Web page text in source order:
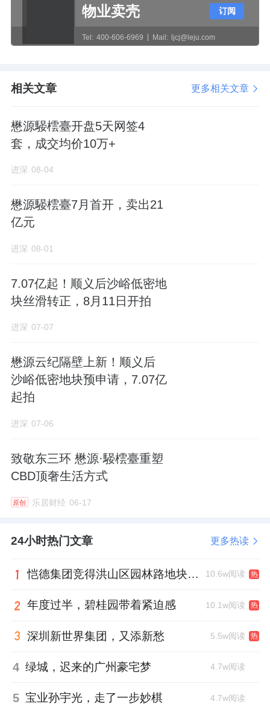
内嵌阳台+设备平台+飘窗+装饰构架，每款户
型的赠送比约为12%，预计实际得房率在90%
另外，它也是将装饰构架阳台，首次带到朝阳
在北京，懋源被称为“快时代中的慢工匠”，主
打定制化装修。
的态度，就很清楚了。
用了13种材质组合，包括石材、金属板、珐琅
区位地段
松榆里地块位于朝阳区潘家园街道，紧邻北工
地处CBD商圈辐射范围内，成熟住区，生活配
套完善，有做高端改善的潜力。
也非常高。
纯住宅用地，容积率2.8，限高60米（局部80
米），算是比较舒适宜居的密度。
地形规整，东西长而南北短，面宽资源好，楼
物业卖壳
Tel: 400-606-6969 Mail: ljcj@leju.com
订阅
相关文章 更多相关文章
懋源騴橒臺开盘5天网签4
套，成交均价10万+
进深 08-04
懋源騴橒臺7月首开，卖出21
亿元
进深 08-01
7.07亿起！顺义后沙峪低密地
块丝滑转正，8月11日开拍
进深 07-07
懋源云纪隔壁上新！顺义后
沙峪低密地块预申请，7.07亿
起拍
进深 07-06
致敬东三环 懋源·騴橒臺重塑
CBD顶奢生活方式
原创 乐居财经 06-17
24小时热门文章 更多热读
恺德集团竞得洪山区园林路地块，引入贝好家C2M产品定位及营销服务 10.6w阅读 热
年度过半，碧桂园带着紧迫感 10.1w阅读 热
深圳新世界集团，又添新愁 5.5w阅读 热
4 绿城，迟来的广州豪宅梦 4.7w阅读
5 宝业孙宇光，走了一步妙棋 4.7w阅读